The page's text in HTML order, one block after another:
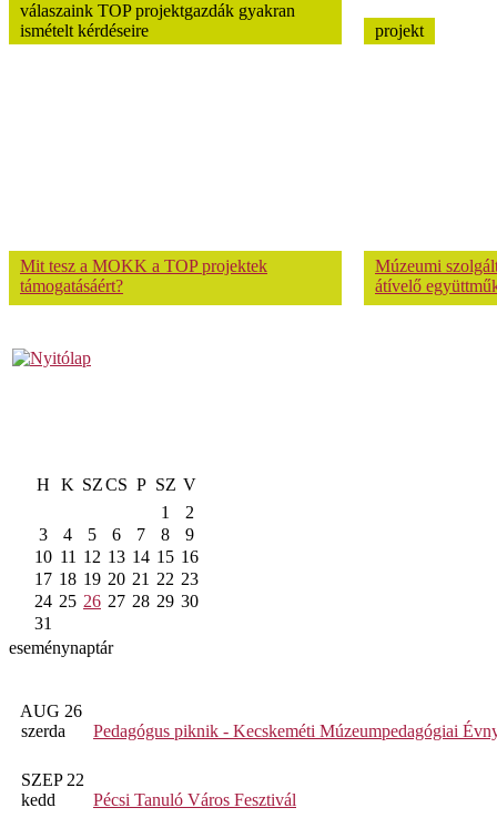
válaszaink TOP projektgazdák gyakran
ismételt kérdéseire
Mit tesz a MOKK a TOP projektek
támogatásáért?
projekt
Múzeumi
átívelő
H K SZCS P SZ V
1
2
3
4 5 6 7 8
9
10 11 12 13 14 15 16
17 18 19 20 21 22 23
24 25 26 27 28 29 30
31
eseménynaptár
AUG 26
szerda
Pedagógus piknik - Kecskeméti Múzeumpedagógiai
SZEP 22
kedd
Pécsi Tanuló Város Fesztivál